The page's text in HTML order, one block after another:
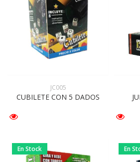
JC005
CUBILETE CON 5 DADOS
En Stock En